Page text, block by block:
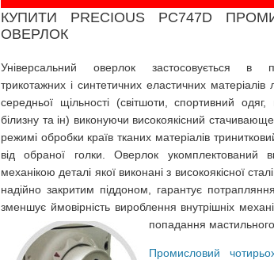
КУПИТИ PRECIOUS PC747D
ОВЕРЛОК
Універсальний оверлок застосовується в
трикотажних і синтетичних еластичних матеріалів
середньої щільності (світшоти, спортивний
білизну та ін) виконуючи високоякісний
режимі обробки країв тканих матеріалів
від обраної голки. Оверлок укомплектований
механікою деталі якої виконані з високоякісної
надійно закритим піддоном, гарантує
зменшує ймовірність вироблення внутрішніх
попадання
Промисловий